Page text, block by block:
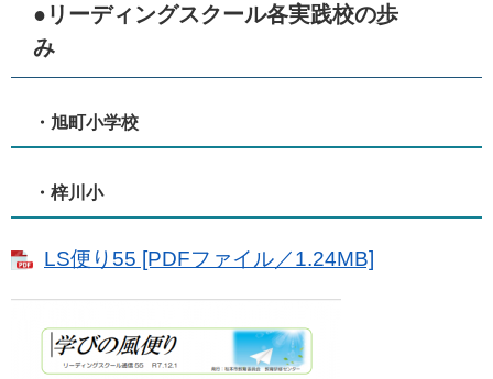
●リーディングスクール各実践校の歩
み
・旭町小学校
・梓川小
LS便り55 [PDFファイル／1.24MB]